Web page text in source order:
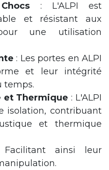
: L'ALPI est
et résistant aux
une utilisation
: Les portes en ALPI
et leur intégrité
temps.
et Thermique : L'ALPI
isolation, contribuant
et thermique
ainsi leur